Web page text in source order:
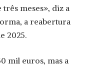
meses», diz a
a reabertura
2025.
mil euros, mas a